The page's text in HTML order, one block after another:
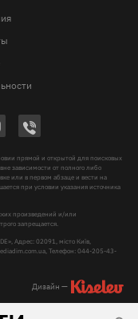
прямой и открытой для поисковых
зависимости от полного либо
или в первом абзаце и вести на
при условии указания источника
произведений и/или
запрещается.
Адрес: 02091, місто Київ,
, Телефон: 044-205-43-
Дизайн —